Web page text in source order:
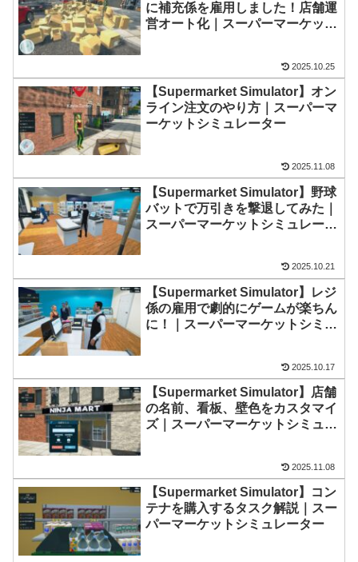
に補充係を雇用しました！店舗運
営オート化｜スーパーマーケット
2025.10.25
【Supermarket Simulator】オン
ライン注文のやり方｜スーパーマ
ーケットシミュレーター
2025.11.08
【Supermarket Simulator】野球
バットで万引きを撃退してみた｜
スーパーマーケットシミュレータ
2025.10.21
【Supermarket Simulator】レジ
係の雇用で劇的にゲームが楽ちん
に！｜スーパーマーケットシミュ
2025.10.17
【Supermarket Simulator】店舗
の名前、看板、壁色をカスタマイ
ズ｜スーパーマーケットシミュレ
2025.11.08
【Supermarket Simulator】コン
テナを購入するタスク解説｜スー
パーマーケットシミュレーター